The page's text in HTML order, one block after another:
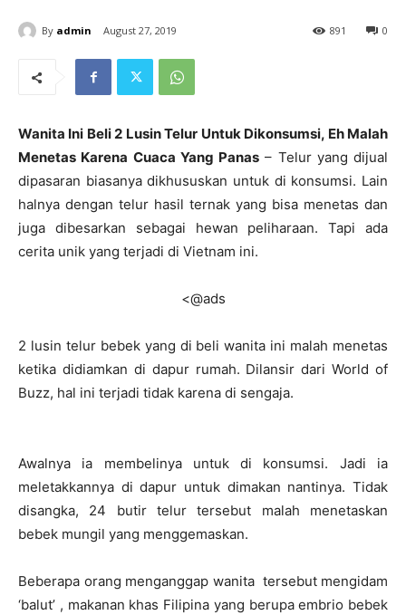
By admin August 27, 2019 0
891
Wanita Ini Beli 2 Lusin Telur Untuk Dikonsumsi, Eh Malah
Menetas Karena Cuaca Yang Panas – Telur yang dijual
dipasaran biasanya dikhususkan untuk di konsumsi. Lain
halnya dengan telur hasil ternak yang bisa menetas dan
juga dibesarkan sebagai hewan peliharaan. Tapi ada
cerita unik yang terjadi di Vietnam ini.
<@ads
2 lusin telur bebek yang di beli wanita ini malah menetas
ketika didiamkan di dapur rumah. Dilansir dari World of
Buzz, hal ini terjadi tidak karena di sengaja.
Awalnya ia membelinya untuk di konsumsi. Jadi ia
meletakkannya di dapur untuk dimakan nantinya. Tidak
disangka, 24 butir telur tersebut malah menetaskan
bebek mungil yang menggemaskan.
Beberapa orang menganggap wanita tersebut mengidam
‘balut’ , makanan khas Filipina yang berupa embrio bebek